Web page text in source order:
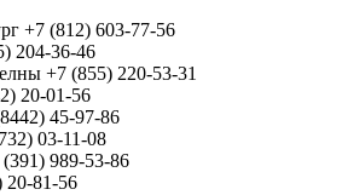
+7 (812) 603-77-56
204-36-46
+7 (855) 220-53-31
20-01-56
45-97-86
03-11-08
989-53-86
20-81-56